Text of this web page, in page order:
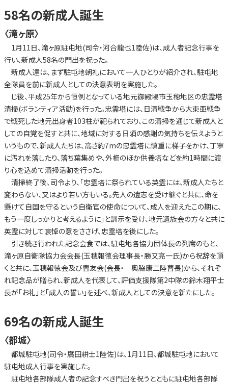
58名の新成人誕生
〈滝ヶ原〉
1月11日、滝ヶ原駐屯地(司令・河合龍也1陸佐)は、成人者記念行事を
行い、新成人58名の門出を祝った。
新成人達は、まず駐屯地朝礼において一人ひとりが紹介され、駐屯地
全隊員を前に新成人としての決意表明を実施した。
じ後、平成25年から恒例となっている地元御殿場市玉穂地区の忠霊塔
清掃(ボランティア活動)を行った。忠霊塔には、日清戦争から大東亜戦争
で戦死した地元出身者103柱が祀られており、この清掃を通じて新成人と
しての自覚を促すと共に、地域に対する日頃の感謝の気持ちを伝えようと
いうもので、新成人たちは、高さ約7mの忠霊塔に慎重に梯子をかけ、丁寧
に汚れを落したり、落ち葉集めや、外柵のほか供養塔などを約1時間に渡
り心を込めて清掃活動を行った。
清掃終了後、司令より、「忠霊塔に祭られている英霊には、新成人たちと
変わらない、又はより若い方もいる。先人の遺志を受け継ぐと共に、命を
懸けて自国を守るという自衛官の使命について、成人を迎えたこの期に、
もう一度しっかりと考えるように」と訓示を受け、地元遺族会の方々と共に
英霊に対して哀悼の意をささげ、忠霊塔を後にした。
引き続き行われた記念会食では、駐屯地各協力団体長の列席のもと、
滝ヶ原自衛隊協力会会長(玉穂報徳会理事長・勝又亮一氏)から祝辞を頂
くと共に、玉穂報徳会及び曹友会(会長・ 奥脇康二陸曹長)から、それぞ
れ記念品が贈られ、新成人を代表して、評価支援隊第2中隊の鈴木翔平士
長が「お礼」と「成人の誓い」を述べ、新成人としての決意を新たにした。
69名の新成人誕生
〈都城〉
都城駐屯地(司令・廣田耕士1陸佐)は、1月11日、都城駐屯地において
駐屯地成人行事を実施した。
駐屯地各部隊成人者の記念すべき門出を祝うとともに駐屯地各部隊